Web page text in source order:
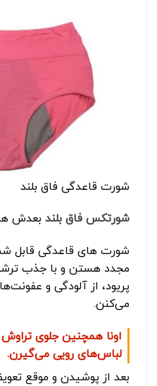
شورت قاعدگی فاق بلند
شورتکس فاق بلند بعدش
شورت های قاعدگی قابل
مجدد هستن و با جذب
پریود، از آلودگی و
می‌کنن.
اونا همچنین جلوی
لباس‌های رویی می‌گیرن.
بعد از پوشیدن و موقع